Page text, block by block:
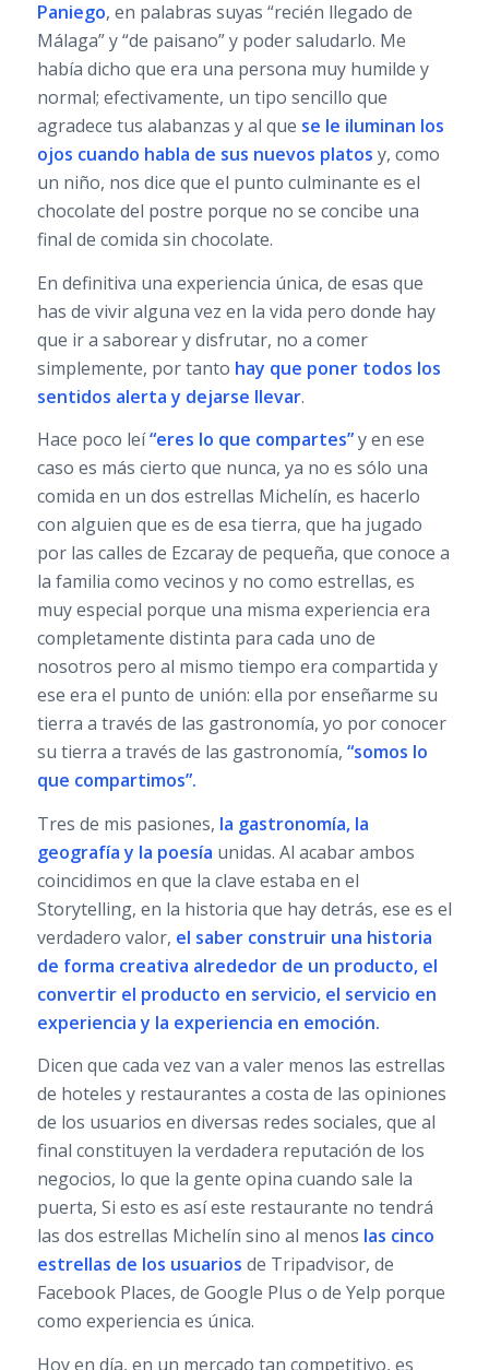
Paniego, en palabras suyas “recién llegado de
Málaga” y “de paisano” y poder saludarlo. Me
había dicho que era una persona muy humilde y
normal; efectivamente, un tipo sencillo que
agradece tus alabanzas y al que se le iluminan los
ojos cuando habla de sus nuevos platos y, como
un niño, nos dice que el punto culminante es el
chocolate del postre porque no se concibe una
final de comida sin chocolate.
En definitiva una experiencia única, de esas que
has de vivir alguna vez en la vida pero donde hay
que ir a saborear y disfrutar, no a comer
simplemente, por tanto hay que poner todos los
sentidos alerta y dejarse llevar.
Hace poco leí“eres lo que compartes”y en ese
caso es más cierto que nunca, ya no es sólo una
comida en un dos estrellas Michelín, es hacerlo
con alguien que es de esa tierra, que ha jugado
por las calles de Ezcaray de pequeña, que conoce a
la familia como vecinos y no como estrellas, es
muy especial porque una misma experiencia era
completamente distinta para cada uno de
nosotros pero al mismo tiempo era compartida y
ese era el punto de unión: ella por enseñarme su
tierra a través de las gastronomía, yo por conocer
su tierra a través de las gastronomía, “somos lo
que compartimos”.
Tres de mis pasiones, la gastronomía, la
geografía y la poesía unidas. Al acabar ambos
coincidimos en que la clave estaba en el
Storytelling, en la historia que hay detrás, ese es el
verdadero valor, el saber construir una historia
de forma creativa alrededor de un producto, el
convertir el producto en servicio, el servicio en
experiencia y la experiencia en emoción.
Dicen que cada vez van a valer menos las estrellas
de hoteles y restaurantes a costa de las opiniones
de los usuarios en diversas redes sociales, que al
final constituyen la verdadera reputación de los
negocios, lo que la gente opina cuando sale la
puerta, Si esto es así este restaurante no tendrá
las dos estrellas Michelín sino al menos las cinco
estrellas de los usuarios de Tripadvisor, de
Facebook Places, de Google Plus o de Yelp porque
como experiencia es única.
Hoy en día, en un mercado tan competitivo, es